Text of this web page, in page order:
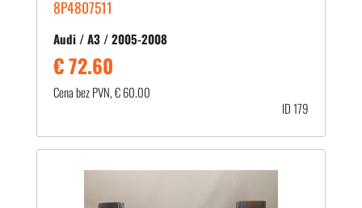
8P4807511
Audi / A3 / 2005-2008
€ 72.60
Cena bez PVN, € 60.00
ID 179